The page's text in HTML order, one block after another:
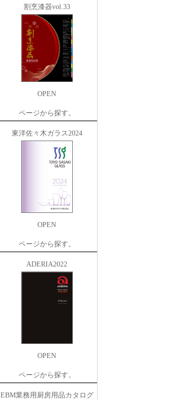
割烹漆器vol.33
OPEN
ページから探す。
東洋佐々木ガラス2024
OPEN
ページから探す。
ADERIA2022
OPEN
ページから探す。
EBM業務用厨房用品カタログ